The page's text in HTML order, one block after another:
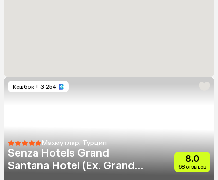
Кешбэк + 3 254
Махмутлар, Турция
Senza Hotels Grand
Santana Hotel (Ex. Grand
8.0
68 отзывов